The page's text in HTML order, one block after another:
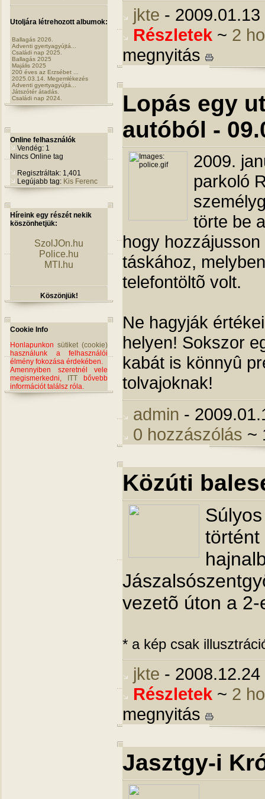
Utoljára létrehozott albumok:
Ballagás 2026.
Adventi gyertyagyújtá...
Családi nap 2025.
Ballagás 2025
Majális 2025
200 éves az Erzsébet ...
2025.03.14. Megemlékezés
Adventi gyertyagyújtá...
Játszótér átadás.
Családi nap 2024.
Online felhasználók
Vendég: 1
Nincs Online tag
Regisztráltak: 1,401
Legújabb tag: Kis Ferenc
Híreink egy részét nekik
köszönhetjük:
SzolJOn.hu
Police.hu
MTI.hu
Köszönjük!
Cookie Info
Honlapunkon sütiket (cookie)
használunk a felhasználói
élmény fokozása érdekében.
Amennyiben szeretnél vele
megismerkedni,
ITT bővebb
információt találsz róla.
jkte -
Részletek ~ 2
megnyitás
Lopás egy
autóból -
2009.
parkoló
törte be
hogy
táskához,
telefontöltõ volt.
Ne hagyják
helyen! Sokszor
kabát is könnyû
tolvajoknak!
admin -
0 hozzászólás ~
Közúti
történt
vezetõ úton a
* a kép csak
jkte -
Részletek ~ 2
megnyitás
Jasztgy-i